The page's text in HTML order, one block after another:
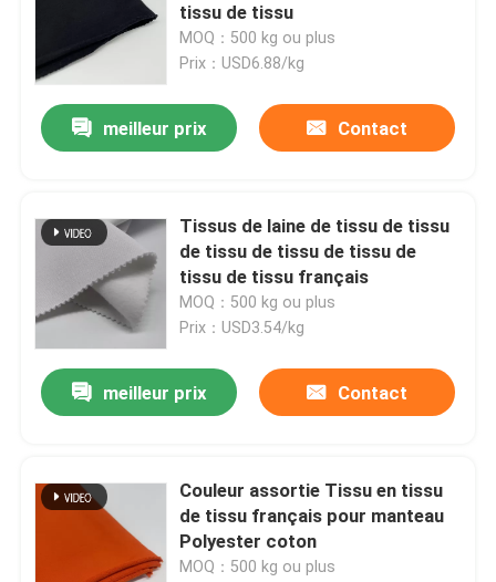
tissu de tissu
MOQ：500 kg ou plus
Prix：USD6.88/kg
meilleur prix Contact
Tissus de laine de tissu de tissu
de tissu de tissu de tissu de
tissu de tissu français
MOQ：500 kg ou plus
Prix：USD3.54/kg
meilleur prix Contact
Couleur assortie Tissu en tissu
de tissu français pour manteau
Polyester coton
MOQ：500 kg ou plus